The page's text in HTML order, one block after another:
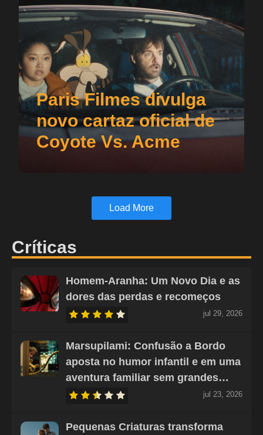
Paris Filmes divulga
novo cartaz oficial de
Coyote Vs. Acme
Load More
Críticas
Homem-Aranha: Um Novo Dia e as
dores das perdas e recomeços
jul 29, 2026
Marsupilami: Confusão a Bordo
aposta no humor infantil e em uma
aventura familiar sem grandes…
jul 23, 2026
Pequenas Criaturas transforma